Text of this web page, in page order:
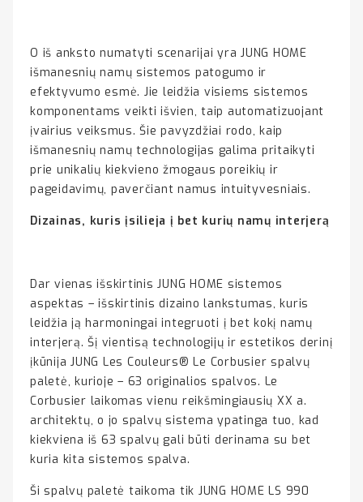
O iš anksto numatyti scenarijai yra JUNG HOME
išmanesnių namų sistemos patogumo ir
efektyvumo esmė. Jie leidžia visiems sistemos
komponentams veikti išvien, taip automatizuojant
įvairius veiksmus. Šie pavyzdžiai rodo, kaip
išmanesnių namų technologijas galima pritaikyti
prie unikalių kiekvieno žmogaus poreikių ir
pageidavimų, paverčiant namus intuityvesniais.
Dizainas, kuris įsilieja į bet kurių namų interjerą
Dar vienas išskirtinis JUNG HOME sistemos
aspektas – išskirtinis dizaino lankstumas, kuris
leidžia ją harmoningai integruoti į bet kokį namų
interjerą. Šį vientisą technologijų ir estetikos derinį
įkūnija JUNG Les Couleurs® Le Corbusier spalvų
paletė, kurioje – 63 originalios spalvos. Le
Corbusier laikomas vienu reikšmingiausių XX a.
architektų, o jo spalvų sistema ypatinga tuo, kad
kiekviena iš 63 spalvų gali būti derinama su bet
kuria kita sistemos spalva.
Ši spalvų paletė taikoma tik JUNG HOME LS 990